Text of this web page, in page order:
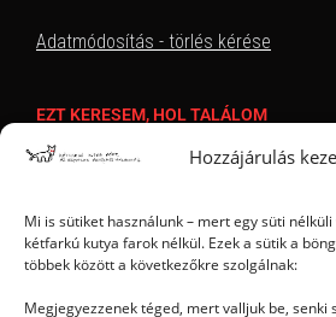
Hozzájárulás
Mi is sütiket használunk – mert egy süti
kétfarkú kutya farok nélkül. Ezek a sütik a
többek között a következőkre szolgálnak:
Megjegyezzenek téged, mert valljuk be, senki
Adatmódosítás - törlés kérése
EZT KERESEM, HOL TALÁLOM